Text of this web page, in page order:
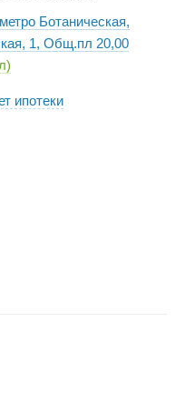
Ботаническая,
1, Общ.пл 20,00
ипотеки